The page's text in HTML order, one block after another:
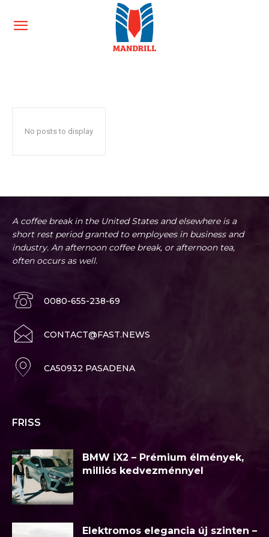
No posts to display
A coffee break in the United States and elsewhere is a
short rest period granted to employees in business and
industry. An afternoon coffee break, or afternoon tea,
often occurs as well.
0080-655-238-69
CONTACT@FAST.NEWS
CA50932 PASADENA
FRISS
BMW iX2 – Prémium élmények,
milliós kedvezménnyel
Elektromos elegancia új szinten –